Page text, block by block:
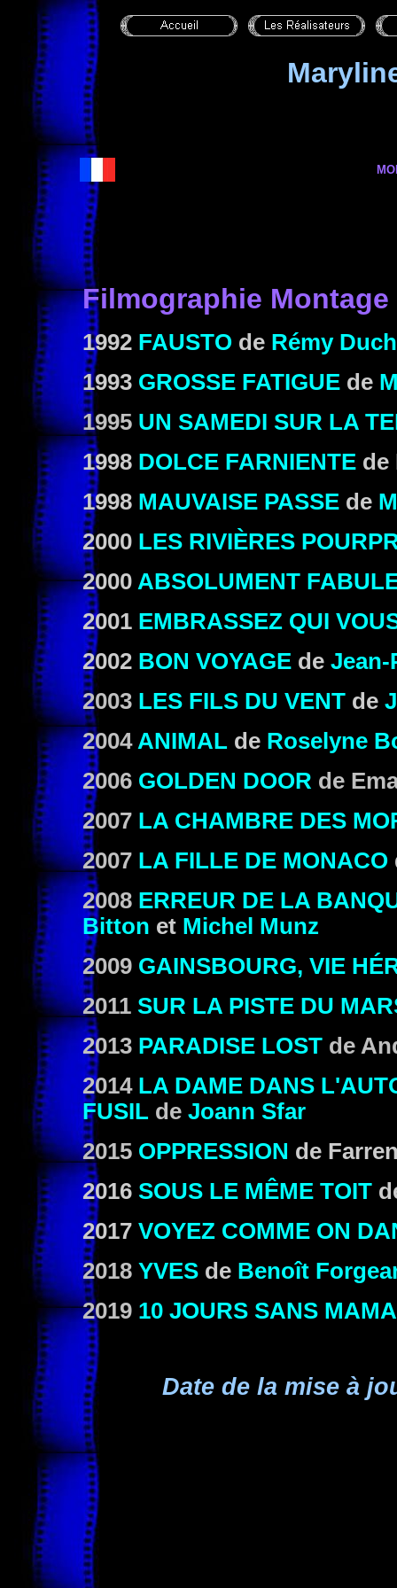
Filmographie Montage
1992 FAUSTO de Rémy
1993 GROSSE FATIGUE de
1995 UN SAMEDI SUR LA
1998 DOLCE FARNIENTE de
1998 MAUVAISE PASSE de
2000 LES RIVIÈRES
2000 ABSOLUMENT
2001 EMBRASSEZ QUI
2002 BON VOYAGE de Jean-
2003 LES FILS DU VENT de
2004 ANIMAL de Roselyne
2006 GOLDEN DOOR de
2007 LA CHAMBRE DES
2007 LA FILLE DE MONACO
2008 ERREUR DE LA
Bitton et Michel Munz
2009 GAINSBOURG, VIE
2011 SUR LA PISTE DU
2013 PARADISE LOST de
2014 LA DAME DANS
FUSIL de Joann Sfar
2015 OPPRESSION de
2016 SOUS LE MÊME TOIT
2017 VOYEZ COMME ON
2018 YVES de Benoît
2019 10 JOURS SANS
Date de la mise à